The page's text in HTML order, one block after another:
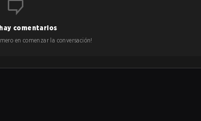
comentarios
en comenzar la conversación!